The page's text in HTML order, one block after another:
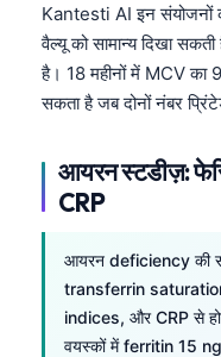
Kantesti AI इन संयोजनों
वैल्यू को सामान्य दिखा
है। 18 महीनों में MCV का
सकता है जब दोनों नंबर
आयरन स्टडीज़:
CRP
आयरन deficiency की
transferrin
indices, और CRP से
वयस्कों में ferritin 15
Español
Português
Ελληνικά
Türkçe
Română
فارسی
Български
Dansk